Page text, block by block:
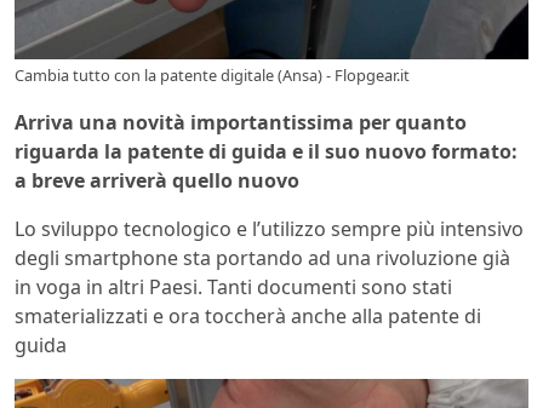
Cambia tutto con la patente digitale (Ansa) - Flopgear.it
Arriva una novità importantissima per quanto
riguarda la patente di guida e il suo nuovo formato:
a breve arriverà quello nuovo
Lo sviluppo tecnologico e l’utilizzo sempre più intensivo
degli smartphone sta portando ad una rivoluzione già
in voga in altri Paesi. Tanti documenti sono stati
smaterializzati e ora toccherà anche alla patente di
guida